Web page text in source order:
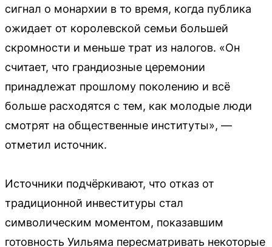
сигнал о монархии в то время, когда публика
ожидает от королевской семьи большей
скромности и меньше трат из налогов. «Он
считает, что грандиозные церемонии
принадлежат прошлому поколению и всё
больше расходятся с тем, как молодые люди
смотрят на общественные институты», —
отметил источник.
Источники подчёркивают, что отказ от
традиционной инвеституры стал
символическим моментом, показавшим
готовность Уильяма пересматривать некоторые